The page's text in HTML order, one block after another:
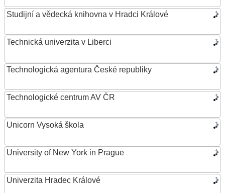
Studijní a vědecká knihovna v Hradci Králové
Technická univerzita v Liberci
Technologická agentura České republiky
Technologické centrum AV ČR
Unicorn Vysoká škola
University of New York in Prague
Univerzita Hradec Králové